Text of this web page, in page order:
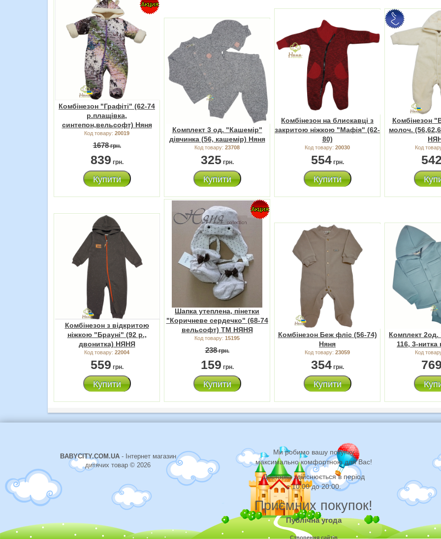
Комбінезон "Графіті" (62-74
р.плащівка,
синтепон,вельсофт) Няня
Код товару: 20019
1678грн.
839 грн.
Купити
Комплект 3 од. "Кашемір"
дівчинка (56, кашемір) Няня
Код товару: 23708
325грн.
Купити
Комбінезон на блискавці з
закритою ніжкою "Мафія" (62-
80)
Код товару: 20030
554грн.
Купити
Комбінезон
молоч.
Код
Комбінезон з відкритою
ніжкою "Брауні" (92 р.,
двонитка) НЯНЯ
Код товару: 22004
559 грн.
Купити
Шапка утеплена, пінетки
"Коричневе сердечко" (68-74
вельсофт) ТМ НЯНЯ
Код товару: 15195
238грн.
159 грн.
Купити
Комбінезон Беж фліс (56-74)
Няня
Код товару: 23059
354грн.
Купити
Комплект
116, 3-нитка
Код
BABYCITY.COM.UA- Інтернет магазин
дитячих товар © 2026
Ми робимо вашу покупку
максимально комфортною для Вас!
Доставка здійснюється в період
с 10:00 до 20:00.
Приємних покупок!
Публічна угода
Створення сайтів